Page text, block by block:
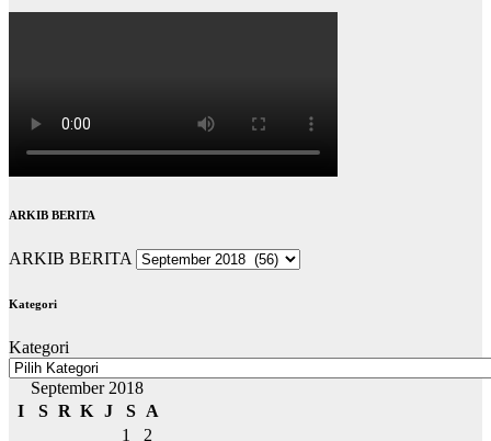
ARKIB BERITA
ARKIB BERITA
Kategori
Kategori
September 2018
I
S R K J S
A
1
2